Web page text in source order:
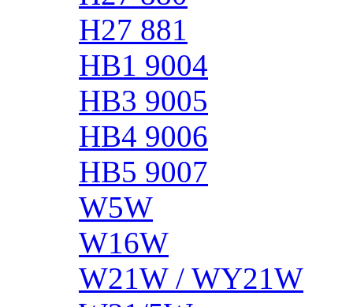
H27 881
HB1 9004
HB3 9005
HB4 9006
HB5 9007
W5W
W16W
W21W / WY21W